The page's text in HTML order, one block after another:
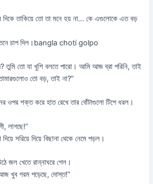
দিকে তাকিয়ে তো তা মনে হয় না… কে এগুলোকে এত বড়
চাপ দিল।bangla choti golpo
তুমি তো যা খুশি বলতে পারো। আমি আজ ব্রা পরিনি, তাই
তো বড়, তাই না?”
ওপর শক্ত করে হাত রেখে তার বোঁটাগুলো টিপে ধরল।
লাগছে!”
সরিয়ে দিয়ে বিছানা থেকে নেমে পড়ল।
জল খেতে রান্নাঘরে গেল।
খুব গরম পড়েছে, দোস্ত!”